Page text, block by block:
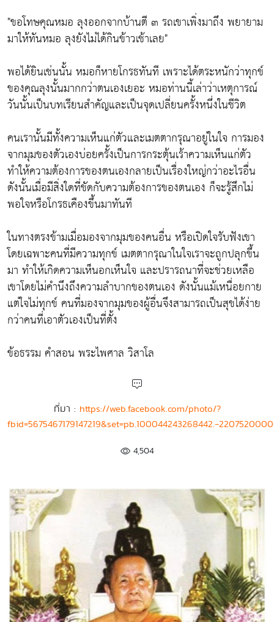
"ขอโทษคุณหมอ ลุงออกจากบ้านตี ๓ รถเขาเพิ่งมาถึง พยายาม
มาให้ทันหมอ ลุงยังไม่ได้กินข้าวเช้าเลย"
พอได้ยินเช่นนั้น หมอก็หายโกรธทันที เพราะได้ตระหนักว่าทุกข์
ของคุณลุงนั้นมากกว่าตนเองเยอะ หมอท่านนี้เล่าว่าเหตุการณ์
วันนั้นเป็นบทเรียนสำคัญและเป็นจุดเปลี่ยนครั้งหนึ่งในชีวิต
คนเรานั้นมีทั้งความเห็นแก่ตัวและเมตตากรุณาอยู่ในใจ การมอง
จากมุมของตัวเองบ่อยครั้งเป็นการกระตุ้นเร้าความเห็นแก่ตัว
ทำให้ความต้องการของตนเองกลายเป็นเรื่องใหญ่กว่าอะไรอื่น
ดังนั้นเมื่อมีสิ่งใดที่ขัดกับความต้องการของตนเอง ก็จะรู้สึกไม่
พอใจหรือโกรธเคืองขึ้นมาทันที
ในทางตรงข้ามเมื่อมองจากมุมของคนอื่น หรือเปิดใจรับฟังเขา
โดยเฉพาะคนที่มีความทุกข์ เมตตากรุณาในใจเราจะถูกปลุกขึ้น
มา ทำให้เกิดความเห็นอกเห็นใจ และปรารถนาที่จะช่วยเหลือ
เขาโดยไม่คำนึงถึงความลำบากของตนเอง ดังนั้นแม้เหนื่อยกาย
แต่ใจไม่ทุกข์ คนที่มองจากมุมของผู้อื่นจึงสามารถเป็นสุขได้ง่าย
กว่าคนที่เอาตัวเองเป็นที่ตั้ง
ข้อธรรม คำสอน พระไพศาล วิสาโล
ที่มา : https://web.facebook.com/photo/?
fbid=5675467179147219&set=pb.100044243268442.-2207520000
4,504